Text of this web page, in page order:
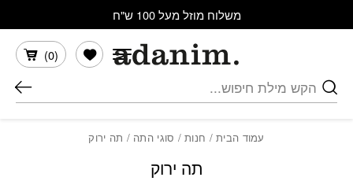
משלוח מוזל מעל 100 ש"ח
חיפוש
(
0
)
הרשימה שלי
עמוד הבית/ חנות/ סוגי התה / תה ירוק
תה ירוק